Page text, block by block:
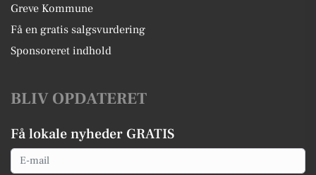
Greve Kommune
Få en gratis salgsvurdering
Sponsoreret indhold
BLIV OPDATERET
Få lokale nyheder GRATIS
Email